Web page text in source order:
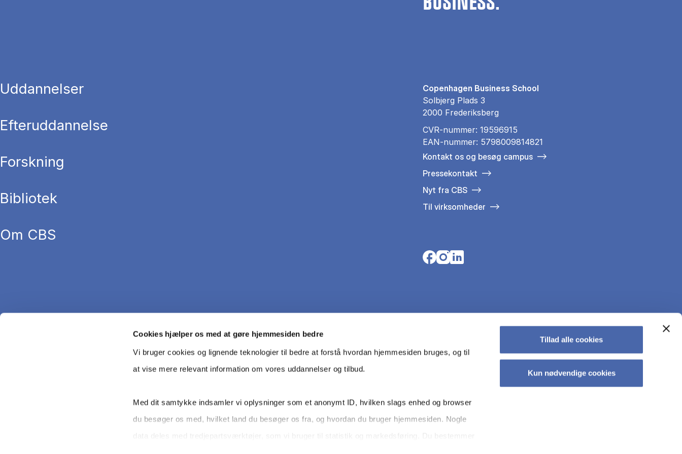
Cookies hjælper os med at gøre hjemmesiden bedre
Vi bruger cookies og lignende teknologier til bedre at forstå hvordan hjemmesiden bruges, og til
at vise mere relevant information om vores uddannelser og tilbud.
Med dit samtykke indsamler vi oplysninger som et anonymt ID, hvilken slags enhed og browser
du besøger os med, hvilket land du besøger os fra, og hvordan du bruger hjemmesiden. Nogle
Tillad alle cookies
Kun nødvendige cookies
Uddannelser
Efteruddannelse
Forskning
Bibliotek
Om CBS
Copenhagen Business School
Solbjerg Plads 3
2000 Frederiksberg
CVR-nummer: 19596915
EAN-nummer: 5798009814821
Kontakt os og besøg campus
Pressekontakt
Nyt fra CBS
Til virksomheder
Opens in a new tab
Opens in a new tab
Opens in a new tab